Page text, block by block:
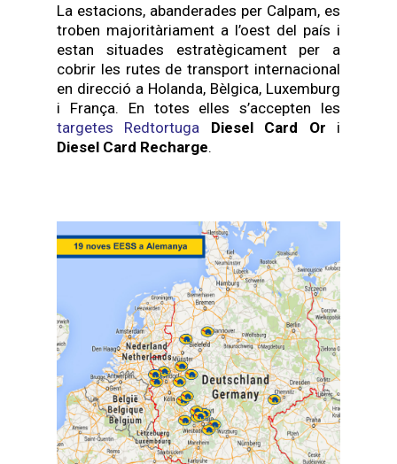
La estacions, abanderades per Calpam, es
troben majoritàriament a l’oest del país i
estan situades estratègicament per a
cobrir les rutes de transport internacional
en direcció a Holanda, Bèlgica, Luxemburg
i França. En totes elles s’accepten les
targetes Redtortuga
Diesel Card Or i
Diesel Card Recharge.